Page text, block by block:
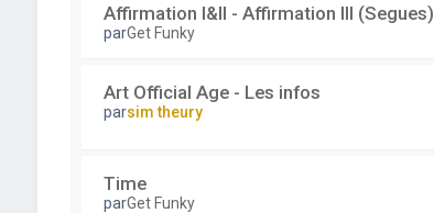
Affirmation I&II - Affirmation III (Segues)
parGet Funky
Art Official Age - Les infos
parsim theury
Time
parGet Funky